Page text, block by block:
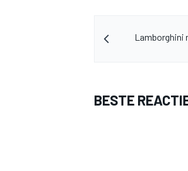
Lamborghini
BESTE